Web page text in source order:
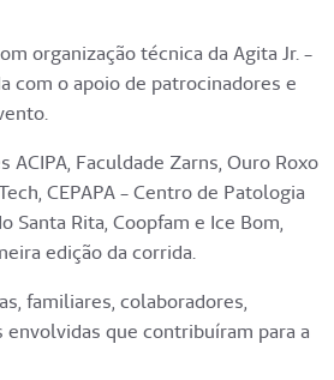
organização técnica da Agita Jr. -
com o apoio de patrocinadores e
Faculdade Zarns, Ouro Roxo
CEPAPA - Centro de Patologia
Santa Rita, Coopfam e Ice Bom,
edição da corrida.
familiares, colaboradores,
que contribuíram para a